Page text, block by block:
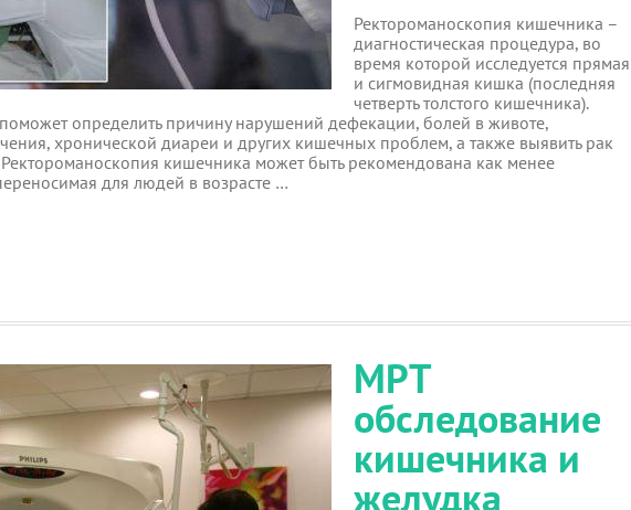
Ректороманоскопия кишечника –
диагностическая процедура, во
время которой исследуется прямая
и сигмовидная кишка (последняя
четверть толстого кишечника).
определить причину нарушений дефекации, болей в животе,
хронической диареи и других кишечных проблем, а также выявить рак
Ректороманоскопия кишечника может быть рекомендована как менее
для людей в возрасте …
МРТ
обследование
кишечника и
желудка